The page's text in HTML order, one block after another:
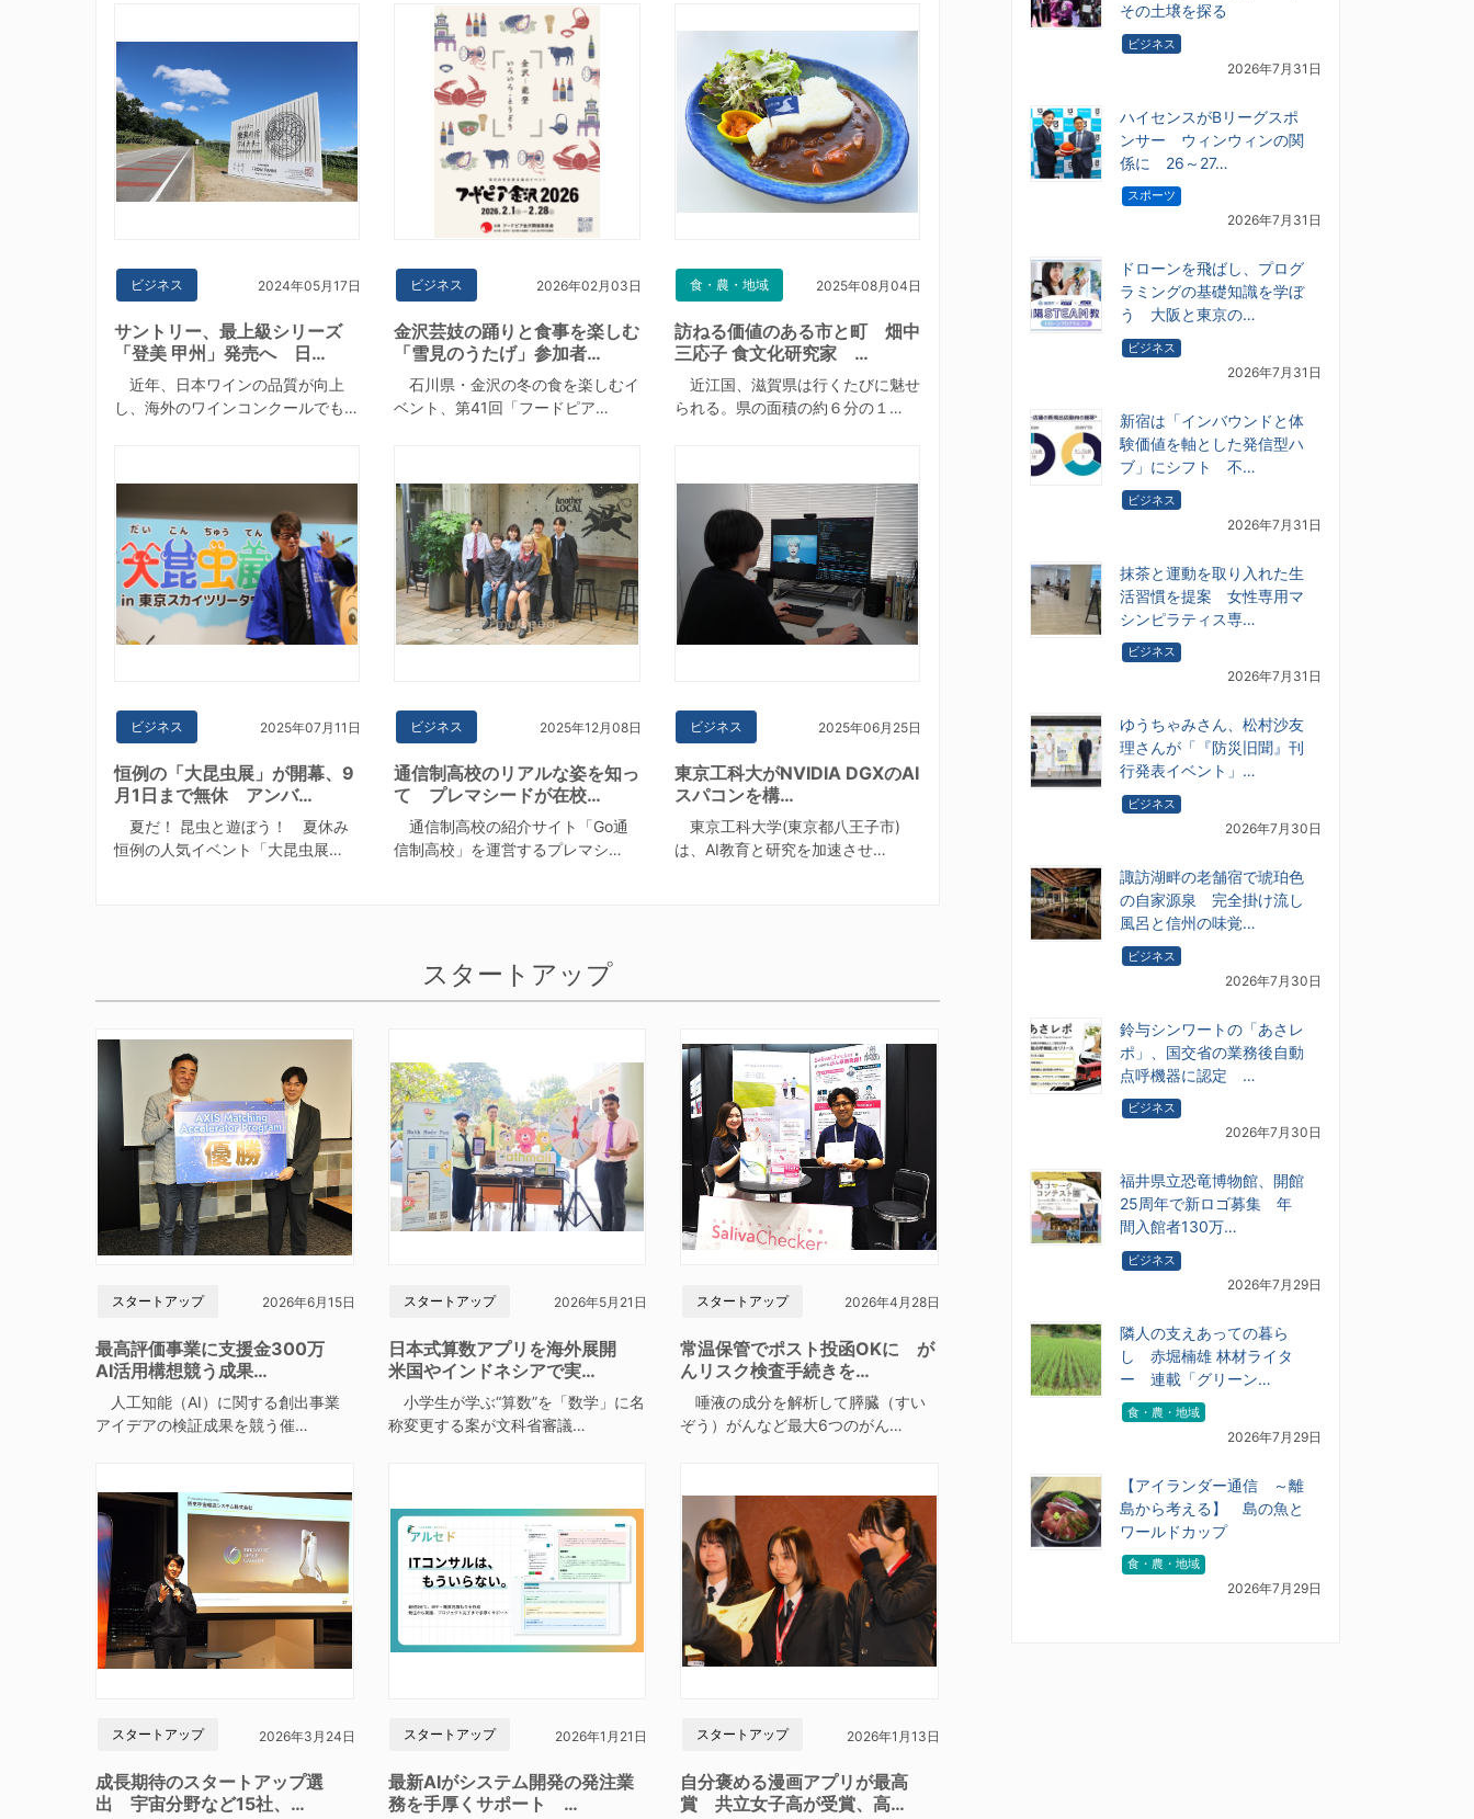
ビジネス 2024年05月17日
サントリー、最上級シリーズ
「登美 甲州」発売へ 日…
近年、日本ワインの品質が向上
し、海外のワインコンクールでも…
ビジネス 2026年02月03日
金沢芸妓の踊りと食事を楽しむ
「雪見のうたげ」参加者…
石川県・金沢の冬の食を楽しむイ
ベント、第41回「フードピア…
食・農・地域 2025年08月04日
訪ねる価値のある市と町 畑中
三応子 食文化研究家 …
近江国、滋賀県は行くたびに魅せ
られる。県の面積の約６分の１…
ビジネス 2025年07月11日
恒例の「大昆虫展」が開幕、9
月1日まで無休 アンバ…
夏だ！ 昆虫と遊ぼう！ 夏休み
恒例の人気イベント「大昆虫展…
ビジネス 2025年12月08日
通信制高校のリアルな姿を知っ
て プレマシードが在校…
通信制高校の紹介サイト「Go通
信制高校」を運営するプレマシ…
ビジネス 2025年06月25日
東京工科大がNVIDIA DGXのAI
スパコンを構…
東京工科大学(東京都八王子市)
は、AI教育と研究を加速させ…
スタートアップ
スタートアップ 2026年6月15日
最高評価事業に支援金300万
AI活用構想競う成果…
人工知能（AI）に関する創出事業
アイデアの検証成果を競う催…
スタートアップ 2026年5月21日
日本式算数アプリを海外展開
米国やインドネシアで実…
小学生が学ぶ“算数”を「数学」に名
称変更する案が文科省審議…
スタートアップ 2026年4月28日
常温保管でポスト投函OKに が
んリスク検査手続きを…
唾液の成分を解析して膵臓（すい
ぞう）がんなど最大6つのがん…
スタートアップ 2026年3月24日
成長期待のスタートアップ選
出 宇宙分野など15社、…
スタートアップ 2026年1月21日
最新AIがシステム開発の発注業
務を手厚くサポート …
スタートアップ 2026年1月13日
自分褒める漫画アプリが最高
賞 共立女子高が受賞、高…
その土壌を探る
ビジネス
2026年7月31日
ハイセンスがBリーグスポ
ンサー ウィンウィンの関
係に 26～27…
スポーツ
2026年7月31日
ドローンを飛ばし、プログ
ラミングの基礎知識を学ぼ
う 大阪と東京の…
ビジネス
2026年7月31日
新宿は「インバウンドと体
験価値を軸とした発信型ハ
ブ」にシフト 不…
ビジネス
2026年7月31日
抹茶と運動を取り入れた生
活習慣を提案 女性専用マ
シンピラティス専…
ビジネス
2026年7月31日
ゆうちゃみさん、松村沙友
理さんが「『防災旧聞』刊
行発表イベント」…
ビジネス
2026年7月30日
諏訪湖畔の老舗宿で琥珀色
の自家源泉 完全掛け流し
風呂と信州の味覚…
ビジネス
2026年7月30日
鈴与シンワートの「あさレ
ポ」、国交省の業務後自動
点呼機器に認定 …
ビジネス
2026年7月30日
福井県立恐竜博物館、開館
25周年で新ロゴ募集 年
間入館者130万…
ビジネス
2026年7月29日
隣人の支えあっての暮ら
し 赤堀楠雄 林材ライタ
ー 連載「グリーン…
食・農・地域
2026年7月29日
【アイランダー通信 ～離
島から考える】 島の魚と
ワールドカップ
食・農・地域
2026年7月29日